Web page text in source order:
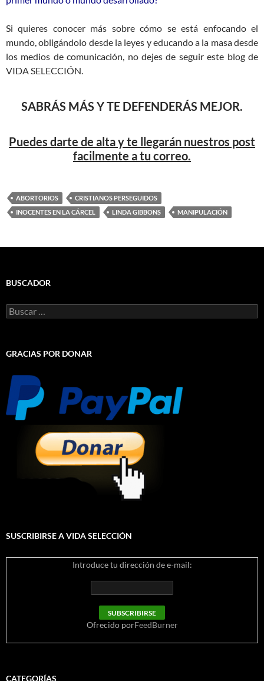
Si quieres conocer más sobre cómo se está enfocando el
mundo, obligándolo desde la leyes y educando a la masa desde
los medios de comunicación, no dejes de seguir este blog de
VIDA SELECCIÓN.
SABRÁS MÁS Y TE DEFENDERÁS MEJOR.
Puedes darte de alta y te llegarán nuestros post
facilmente a tu correo.
ABORTORIOS
CRISTIANOS PERSEGUIDOS
INOCENTES EN LA CÁRCEL
LINDA GIBBONS MANIPULACIÓN
BUSCADOR
Buscar:
GRACIAS POR DONAR
SUSCRIBIRSE A VIDA SELECCIÓN
Introduce tu dirección de e-mail:
Ofrecido porFeedBurner
CATEGORÍAS